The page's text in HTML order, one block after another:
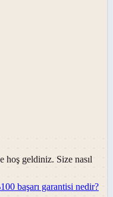
hoş geldiniz. Size nasıl
başarı garantisi nedir?